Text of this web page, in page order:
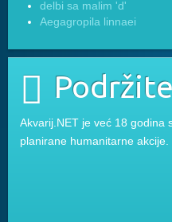
delbi sa malim 'd'
Aegagropila linnaei
Akvarij.NET je već 18 godina
planirane humanitarne akcije.